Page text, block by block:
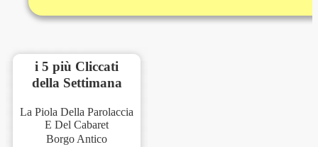
i 5 più Cliccati
della Settimana
La Piola Della Parolaccia
E Del Cabaret
Borgo Antico